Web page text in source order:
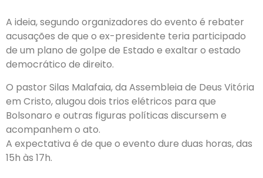
A ideia, segundo organizadores do evento é rebater
acusações de que o ex-presidente teria participado
de um plano de golpe de Estado e exaltar o estado
democrático de direito.
O pastor Silas Malafaia, da Assembleia de Deus Vitória
em Cristo, alugou dois trios elétricos para que
Bolsonaro e outras figuras políticas discursem e
acompanhem o ato.
A expectativa é de que o evento dure duas horas, das
15h às 17h.